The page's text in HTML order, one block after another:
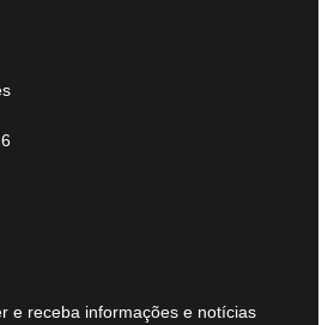
e receba informações e notícias